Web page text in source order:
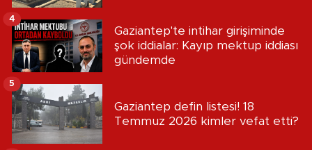
Gaziantep'te intihar girişiminde
şok iddialar: Kayıp mektup iddiası
gündemde
4
Gaziantep defin listesi! 18
Temmuz 2026 kimler vefat etti?
5